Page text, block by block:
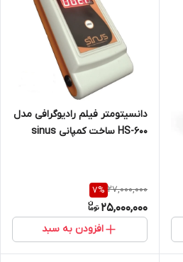
دانسیتومتر فیلم رادیوگرافی مدل
HS-600 ساخت کمپانی sinus
27,000,000
7%
25,000,000
افزودن به سبد